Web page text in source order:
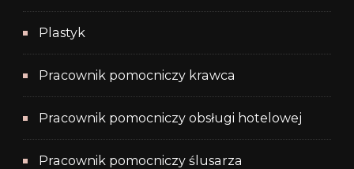
Plastyk
Pracownik pomocniczy krawca
Pracownik pomocniczy obsługi hotelowej
Pracownik pomocniczy ślusarza